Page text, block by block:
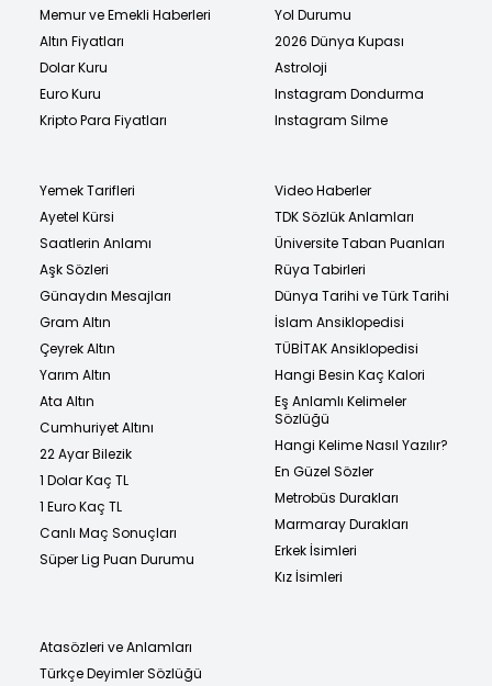
Memur ve Emekli Haberleri
Altın Fiyatları
Dolar Kuru
Euro Kuru
Kripto Para Fiyatları
Yol Durumu
2026 Dünya Kupası
Astroloji
Instagram Dondurma
Instagram Silme
Yemek Tarifleri
Ayetel Kürsi
Saatlerin Anlamı
Aşk Sözleri
Günaydın Mesajları
Gram Altın
Çeyrek Altın
Yarım Altın
Ata Altın
Cumhuriyet Altını
22 Ayar Bilezik
1 Dolar Kaç TL
1 Euro Kaç TL
Canlı Maç Sonuçları
Süper Lig Puan Durumu
Video Haberler
TDK Sözlük Anlamları
Üniversite Taban Puanları
Rüya Tabirleri
Dünya Tarihi ve Türk Tarihi
İslam Ansiklopedisi
TÜBİTAK Ansiklopedisi
Hangi Besin Kaç Kalori
Eş Anlamlı Kelimeler
Sözlüğü
Hangi Kelime Nasıl Yazılır?
En Güzel Sözler
Metrobüs Durakları
Marmaray Durakları
Erkek İsimleri
Kız İsimleri
Atasözleri ve Anlamları
Türkçe Deyimler Sözlüğü